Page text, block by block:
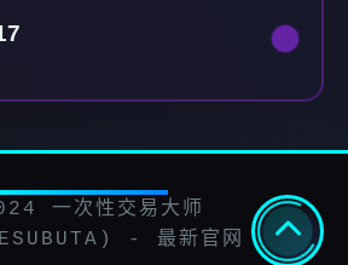
一次性交易大师
- 最新官网 中文